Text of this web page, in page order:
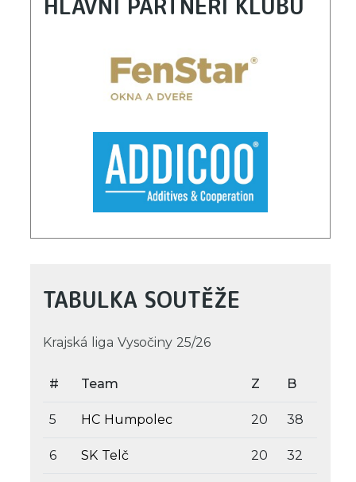
TABULKA SOUTĚŽE
Krajská liga Vysočiny 25/26
# Team Z B
5 HC Humpolec 20 38
6 SK Telč 20 32